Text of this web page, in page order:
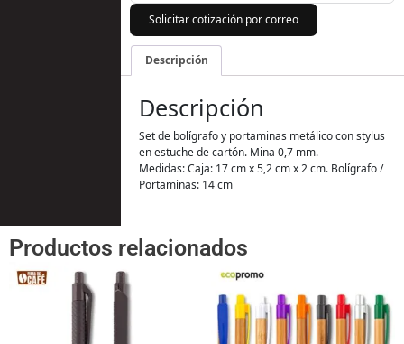
Solicitar cotización por correo
Descripción
Descripción
Set de bolígrafo y portaminas metálico con stylus
en estuche de cartón. Mina 0,7 mm.
Medidas: Caja: 17 cm x 5,2 cm x 2 cm. Bolígrafo /
Portaminas: 14 cm
Productos relacionados